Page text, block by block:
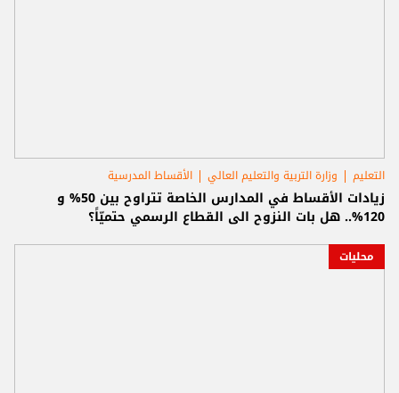
التعليم وزارة التربية والتعليم العالي الأقساط المدرسية
زيادات الأقساط في المدارس الخاصة تتراوح بين 50% و
120%.. هل بات النزوح الى القطاع الرسمي حتميّاً؟
محليات